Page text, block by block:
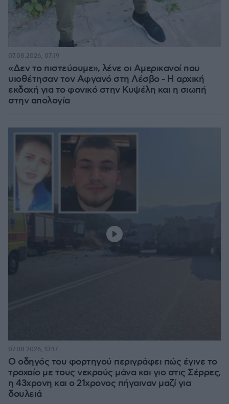
«Δεν το πιστεύουμε», λένε οι Αμερικανοί που
υιοθέτησαν τον Αφγανό στη Λέσβο - Η αρχική
εκδοχή για το φονικό στην Κυψέλη και η σιωπή
στην απολογία
07.08.2026, 07:19
Ο οδηγός του φορτηγού περιγράφει πώς έγινε το
τροχαίο με τους νεκρούς μάνα και γιο στις Σέρρες,
η 43χρονη και ο 21χρονος πήγαιναν μαζί για
δουλειά
07.08.2026, 13:17